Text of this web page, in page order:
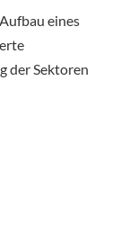
eines
der Sektoren